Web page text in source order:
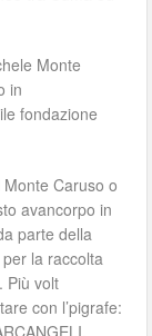
Monte
in
fondazione
Caruso o
avancorpo in
parte della
la raccolta
Più volt
con l’pigrafe: